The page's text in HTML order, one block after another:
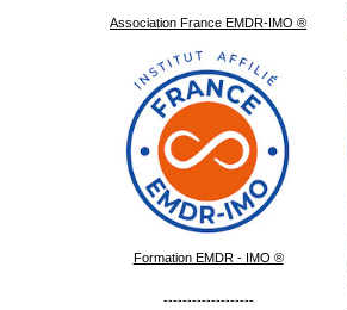
Association France EMDR-IMO ®
Formation EMDR - IMO ®
-------------------